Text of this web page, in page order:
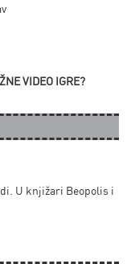
VIDEO IGRE?
U knjižari Beopolis i